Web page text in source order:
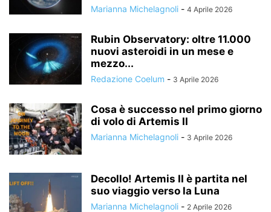
Marianna Michelagnoli - 4 Aprile 2026
Rubin Observatory: oltre 11.000
nuovi asteroidi in un mese e
mezzo...
Redazione Coelum - 3 Aprile 2026
Cosa è successo nel primo giorno
di volo di Artemis II
Marianna Michelagnoli - 3 Aprile 2026
Decollo! Artemis II è partita nel
suo viaggio verso la Luna
Marianna Michelagnoli - 2 Aprile 2026